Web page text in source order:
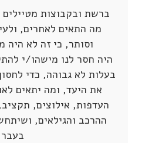
ברשת ובקבוצות מטיילים
מה התאים לאחרים,
וסותר, כי זה לא היה
היה חסר לנו מישהו/י
בעלות לא גבוהה, כדי
את היעד, ומה יתאים
העדפות, אילוצים,
ההרכב והגילאים,